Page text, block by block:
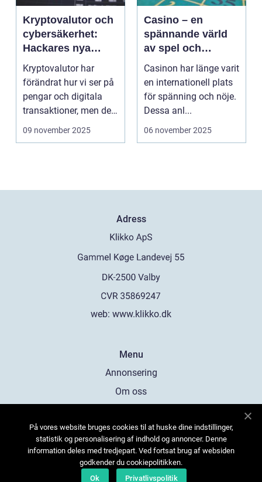
Kryptovalutor och
cybersäkerhet:
Hackares nya
lekplats
Kryptovalutor har
förändrat hur vi ser på
pengar och digitala
transaktioner, men de
...
09 november 2025
Casino – en
spännande värld
av spel och
underhållning
Casinon har länge varit
en internationell plats
för spänning och nöje.
Dessa anl...
06 november 2025
Adress
web: www.klikko.dk
Menu
Annonsering
Om oss
Kontakta oss
Sitemap
På vores website bruges cookies til at huske dine indstillinger,
statistik og personalisering af indhold og annoncer. Denne
information deles med tredjepart. Ved fortsat brug af websiden
godkender du cookiepolitikken.
Ok
Privatlivspolitik